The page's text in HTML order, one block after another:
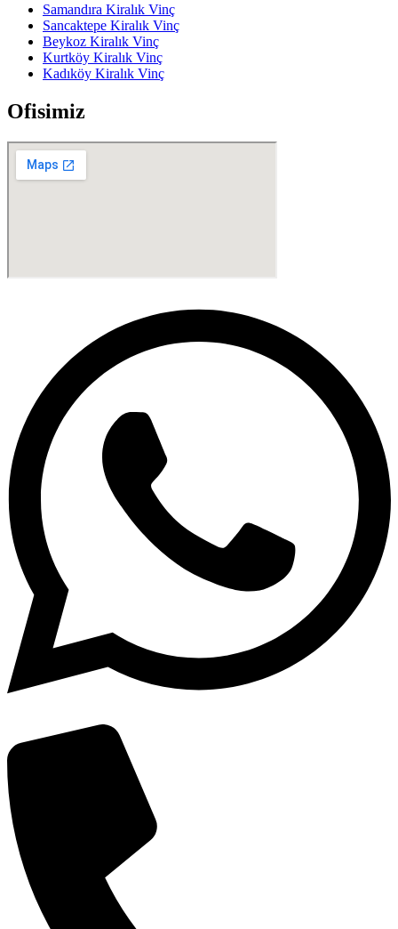
Samandıra Kiralık Vinç
Sancaktepe Kiralık Vinç
Beykoz Kiralık Vinç
Kurtköy Kiralık Vinç
Kadıköy Kiralık Vinç
Ofisimiz